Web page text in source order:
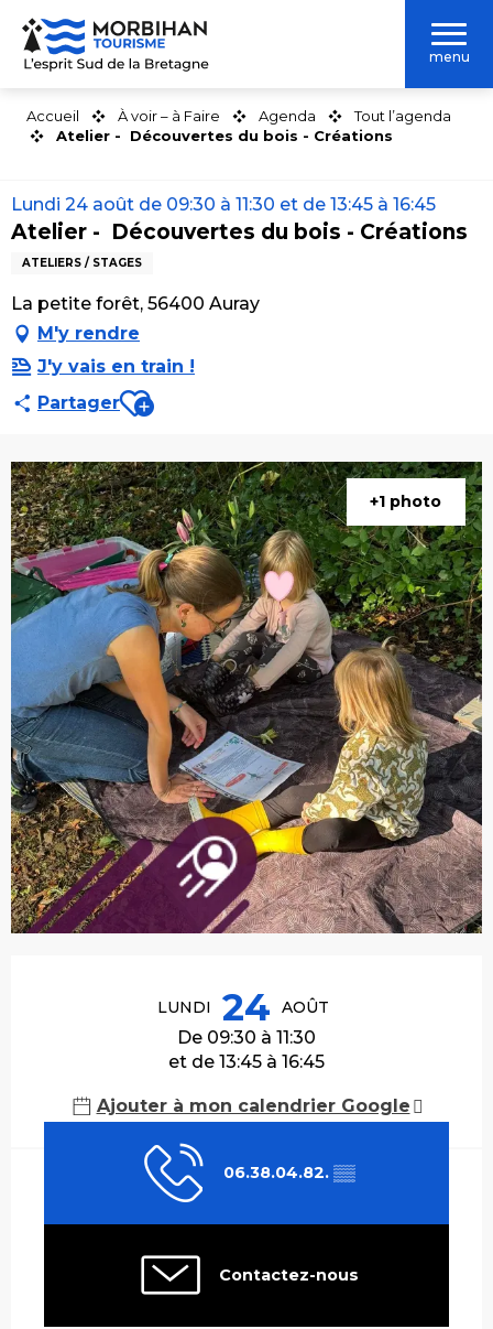
Aller
contenu
menu
Accueil À voir – à Faire Agenda
Tout l’agenda
Atelier - Découvertes du bois - Créations
Lundi 24 août de 09:30 à 11:30 et de 13:45 à 16:45
Atelier - Découvertes du bois - Créations
ATELIERS / STAGES
La petite forêt, 56400 Auray
M'y rendre
J'y vais en train !
PartagerAjouter aux favoris
+1 photo
LUNDI 24 AOÛT
De 09:30 à 11:30
et de 13:45 à 16:45
Ajouter à mon calendrier Google
06.38.04.82. ▒▒
Contactez-nous